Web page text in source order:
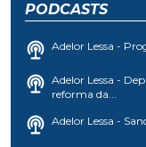
PODCASTS
Adelor Lessa -
Adelor Lessa -
reforma da...
Adelor Lessa -